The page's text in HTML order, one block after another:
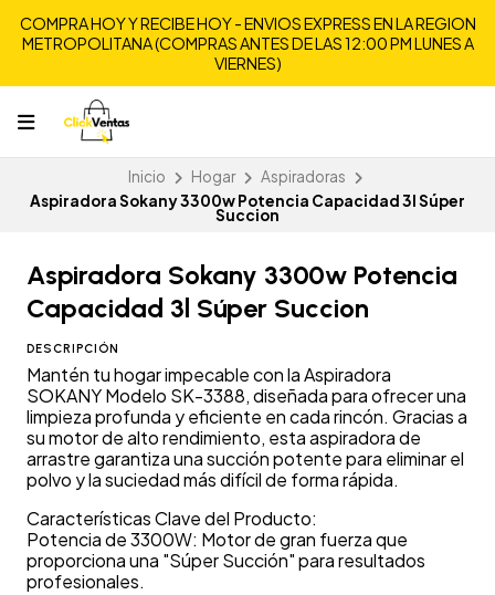
COMPRA HOY Y RECIBE HOY - ENVIOS EXPRESS EN LA REGION
METROPOLITANA (COMPRAS ANTES DE LAS 12:00 PM LUNES A
VIERNES)
Inicio Hogar
Aspiradoras
Aspiradora Sokany 3300w Potencia Capacidad 3l Súper
Succion
Aspiradora Sokany 3300w Potencia
Capacidad 3l Súper Succion
DESCRIPCIÓN
Mantén tu hogar impecable con la Aspiradora
SOKANY Modelo SK-3388, diseñada para ofrecer una
limpieza profunda y eficiente en cada rincón. Gracias a
su motor de alto rendimiento, esta aspiradora de
arrastre garantiza una succión potente para eliminar el
polvo y la suciedad más difícil de forma rápida.
Características Clave del Producto:
Potencia de 3300W: Motor de gran fuerza que
proporciona una "Súper Succión" para resultados
profesionales.